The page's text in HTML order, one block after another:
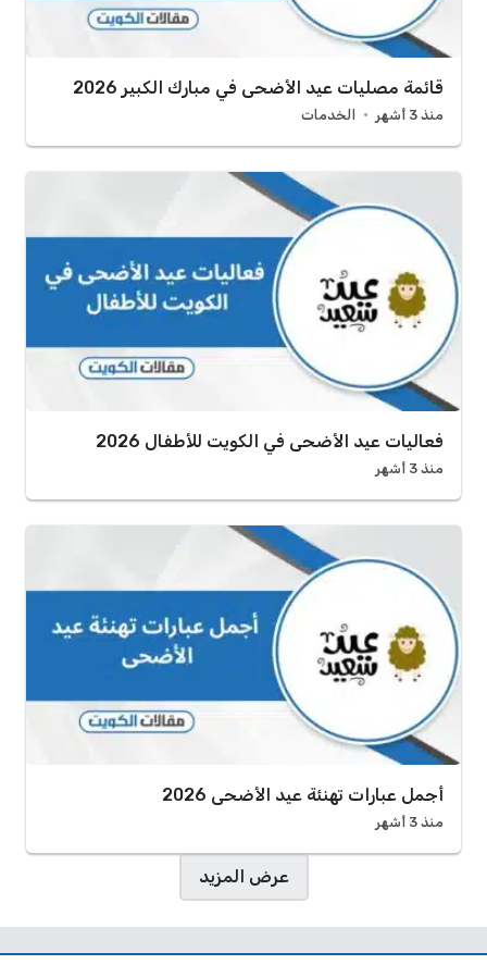
قائمة مصليات عيد الأضحى في مبارك الكبير 2026
منذ 3 أشهر الخدمات
فعاليات عيد الأضحى في الكويت للأطفال 2026
منذ 3 أشهر
أجمل عبارات تهنئة عيد الأضحى 2026
منذ 3 أشهر
عرض المزيد